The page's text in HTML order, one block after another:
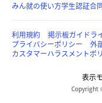
みん就の使い方学生認証合
利用規約 掲示板ガイドラ
プライバシーポリシー
外
カスタマーハラスメントポ
表示
Copyright